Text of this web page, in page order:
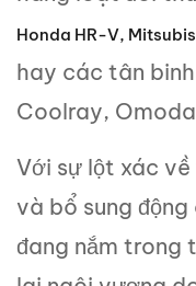
Honda HR-V,
hay các tân
Coolray,
Với sự lột xác
và bổ sung
đang nắm trong